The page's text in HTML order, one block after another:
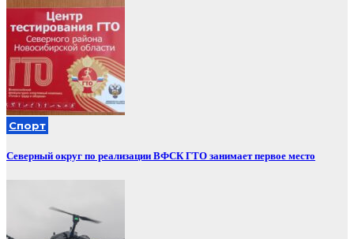
Спорт
Северный округ по реализации ВФСК ГТО занимает первое место